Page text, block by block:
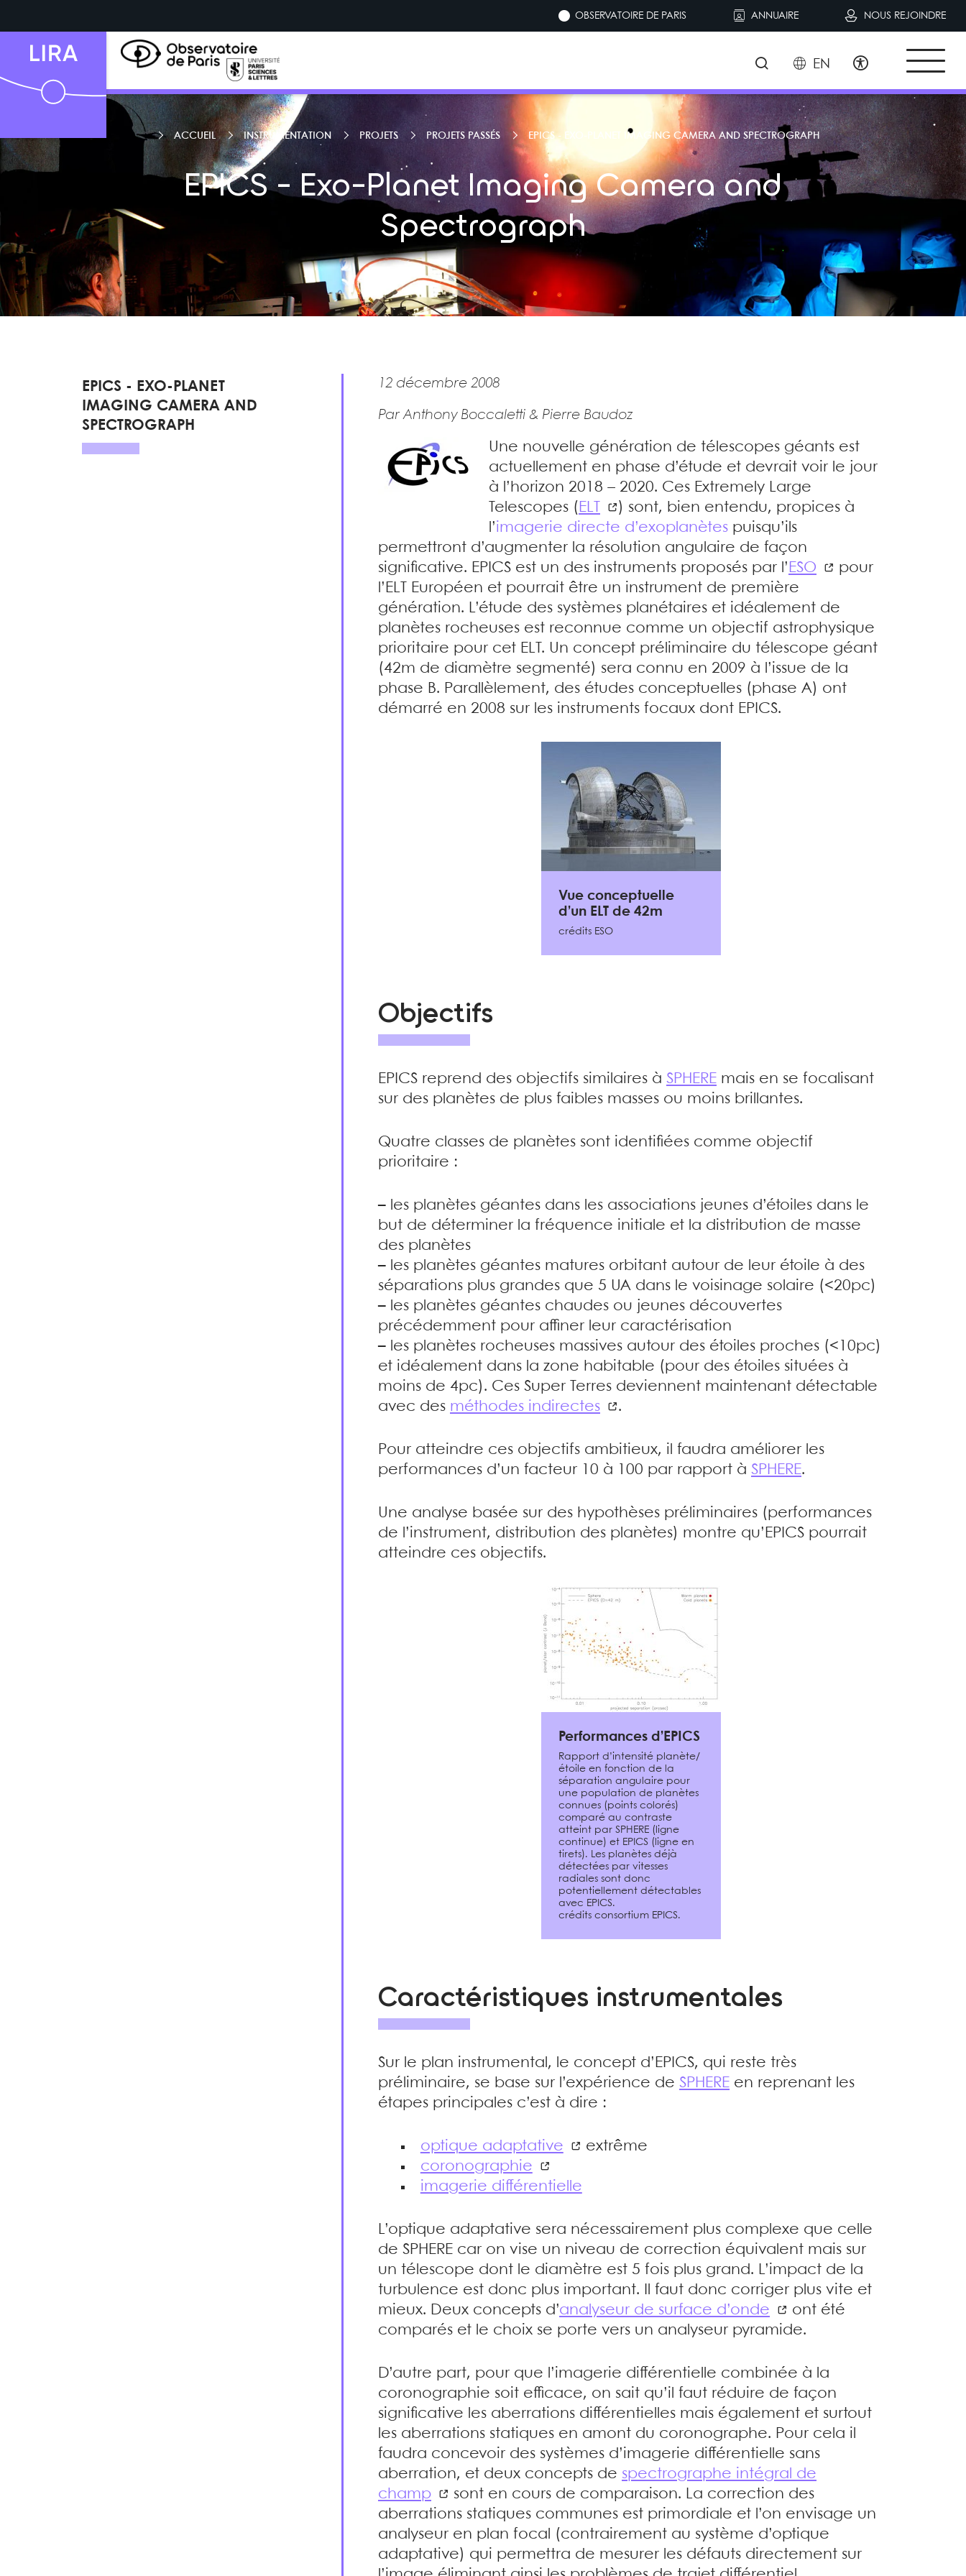
OBSERVATOIRE DE PARIS ANNUAIRE NOUS REJOINDRE
EN
ACCUEIL INSTRUMENTATION PROJETS PROJETS PASSÉS EPICS - EXO-PLANET IMAGING CAMERA AND SPECTROGRAPH
EPICS - Exo-Planet Imaging Camera and
Spectrograph
12 décembre 2008
Par Anthony Boccaletti & Pierre Baudoz
Une nouvelle génération de télescopes géants est
actuellement en phase d’étude et devrait voir le jour
à l’horizon 2018 – 2020. Ces Extremely Large
Telescopes ( ELT
) sont, bien entendu, propices à
l’imagerie directe d’exoplanètes puisqu’ils
permettront d’augmenter la résolution angulaire de façon
significative. EPICS est un des instruments proposés par l’ ESO
pour
l’ELT Européen et pourrait être un instrument de première
génération. L’étude des systèmes planétaires et idéalement de
planètes rocheuses est reconnue comme un objectif astrophysique
prioritaire pour cet ELT. Un concept préliminaire du télescope géant
(42m de diamètre segmenté) sera connu en 2009 à l’issue de la
phase B. Parallèlement, des études conceptuelles (phase A) ont
démarré en 2008 sur les instruments focaux dont EPICS.
Vue conceptuelle
d’un ELT de 42m
crédits ESO
Objectifs
EPICS reprend des objectifs similaires à SPHERE mais en se focalisant
sur des planètes de plus faibles masses ou moins brillantes.
Quatre classes de planètes sont identifiées comme objectif
prioritaire :
– les planètes géantes dans les associations jeunes d’étoiles dans le
but de déterminer la fréquence initiale et la distribution de masse
des planètes
– les planètes géantes matures orbitant autour de leur étoile à des
séparations plus grandes que 5 UA dans le voisinage solaire (<20pc)
– les planètes géantes chaudes ou jeunes découvertes
précédemment pour affiner leur caractérisation
– les planètes rocheuses massives autour des étoiles proches (<10pc)
et idéalement dans la zone habitable (pour des étoiles situées à
moins de 4pc). Ces Super Terres deviennent maintenant détectable
avec des méthodes indirectes .
Pour atteindre ces objectifs ambitieux, il faudra améliorer les
performances d’un facteur 10 à 100 par rapport à SPHERE.
Une analyse basée sur des hypothèses préliminaires (performances
de l’instrument, distribution des planètes) montre qu’EPICS pourrait
atteindre ces objectifs.
Performances d’EPICS
Rapport d’intensité planète/
étoile en fonction de la
séparation angulaire pour
une population de planètes
connues (points colorés)
comparé au contraste
atteint par SPHERE (ligne
continue) et EPICS (ligne en
tirets). Les planètes déjà
détectées par vitesses
radiales sont donc
potentiellement détectables
avec EPICS.
crédits consortium EPICS.
Caractéristiques instrumentales
Sur le plan instrumental, le concept d’EPICS, qui reste très
préliminaire, se base sur l’expérience de SPHERE en reprenant les
étapes principales c’est à dire :
optique adaptative
extrême
coronographie
imagerie différentielle
L’optique adaptative sera nécessairement plus complexe que celle
de SPHERE car on vise un niveau de correction équivalent mais sur
un télescope dont le diamètre est 5 fois plus grand. L’impact de la
turbulence est donc plus important. Il faut donc corriger plus vite et
mieux. Deux concepts d’analyseur de surface d’onde
ont été
comparés et le choix se porte vers un analyseur pyramide.
D’autre part, pour que l’imagerie différentielle combinée à la
coronographie soit efficace, on sait qu’il faut réduire de façon
significative les aberrations différentielles mais également et surtout
les aberrations statiques en amont du coronographe. Pour cela il
faudra concevoir des systèmes d’imagerie différentielle sans
aberration, et deux concepts de spectrographe intégral de
champ
sont en cours de comparaison. La correction des
aberrations statiques communes est primordiale et l’on envisage un
analyseur en plan focal (contrairement au système d’optique
adaptative) qui permettra de mesurer les défauts directement sur
EPICS - EXO-PLANET
IMAGING CAMERA AND
SPECTROGRAPH